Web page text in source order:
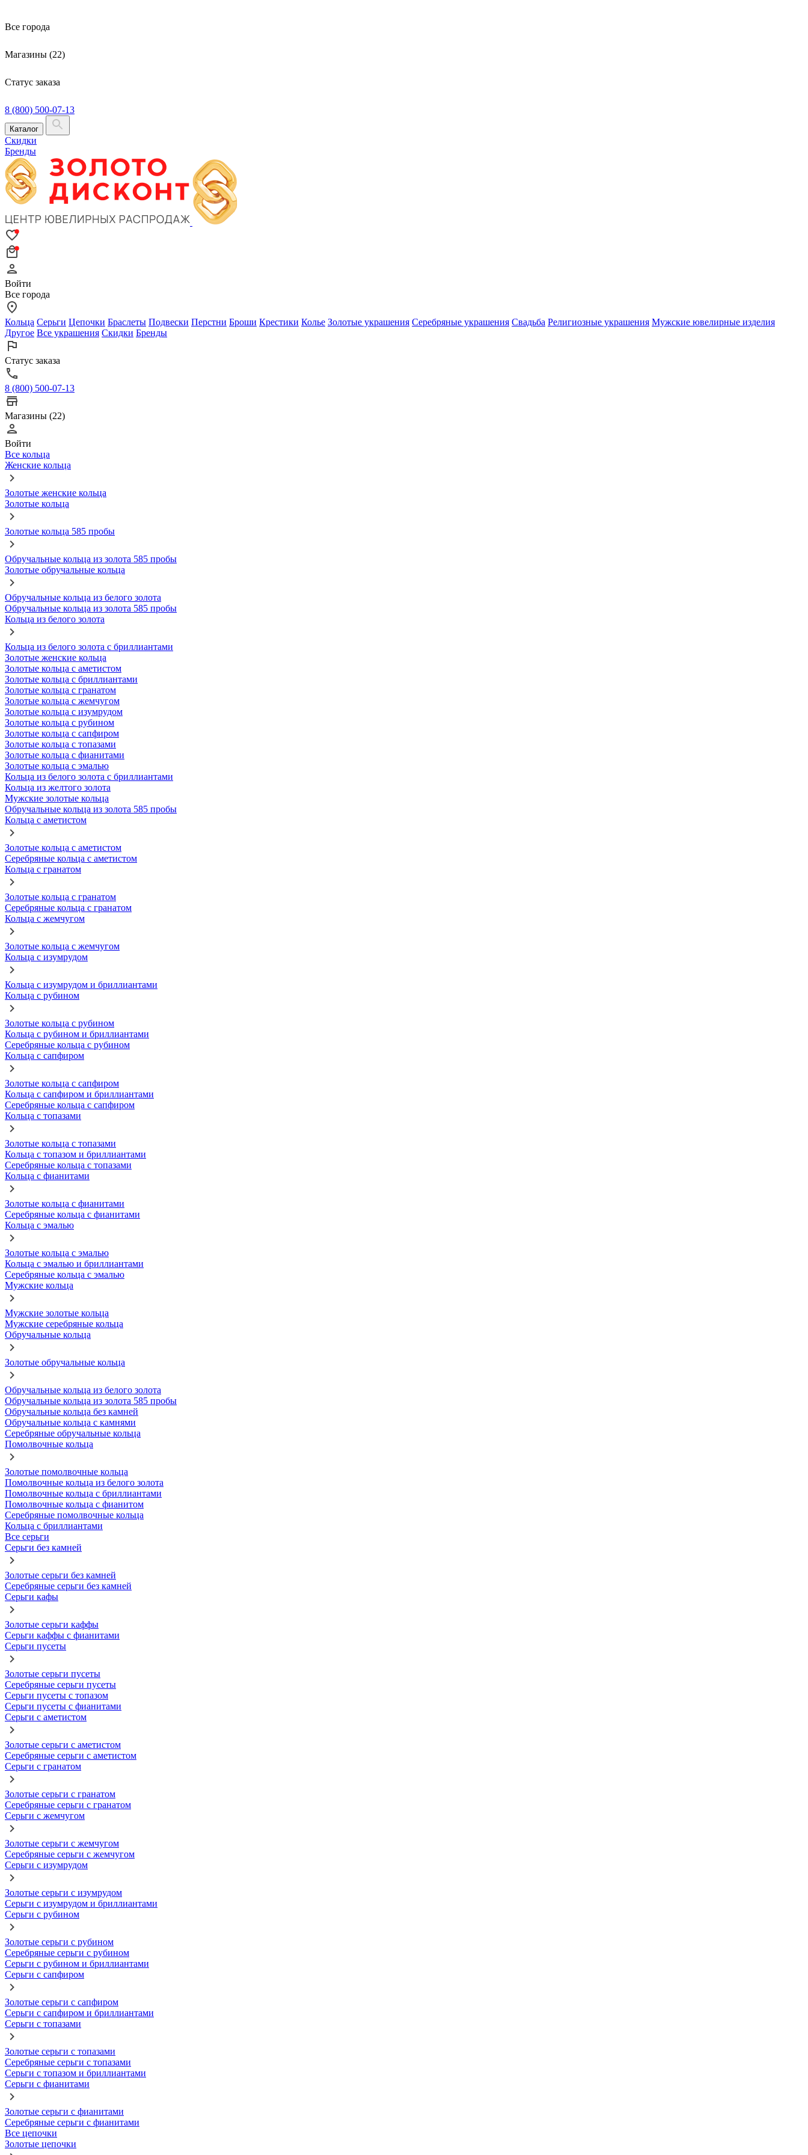
Все города
Магазины (22)
Статус заказа
8 (800) 500-07-13
Каталог
Скидки
Бренды
Войти
Все города
Кольца Серьги Цепочки Браслеты Подвески Перстни Броши Крестики Колье Золотые украшения Серебряные украшения Свадьба Религиозные украшения Мужские ювелирные изделия
Другое Все украшения Скидки Бренды
Статус заказа
8 (800) 500-07-13
Магазины (22)
Войти
Все кольца
Женские кольца
Золотые женские кольца
Золотые кольца
Золотые кольца 585 пробы
Обручальные кольца из золота 585 пробы
Золотые обручальные кольца
Обручальные кольца из белого золота
Обручальные кольца из золота 585 пробы
Кольца из белого золота
Кольца из белого золота с бриллиантами
Золотые женские кольца
Золотые кольца с аметистом
Золотые кольца с бриллиантами
Золотые кольца с гранатом
Золотые кольца с жемчугом
Золотые кольца с изумрудом
Золотые кольца с рубином
Золотые кольца с сапфиром
Золотые кольца с топазами
Золотые кольца с фианитами
Золотые кольца с эмалью
Кольца из белого золота с бриллиантами
Кольца из желтого золота
Мужские золотые кольца
Обручальные кольца из золота 585 пробы
Кольца с аметистом
Золотые кольца с аметистом
Серебряные кольца с аметистом
Кольца с гранатом
Золотые кольца с гранатом
Серебряные кольца с гранатом
Кольца с жемчугом
Золотые кольца с жемчугом
Кольца с изумрудом
Кольца с изумрудом и бриллиантами
Кольца с рубином
Золотые кольца с рубином
Кольца с рубином и бриллиантами
Серебряные кольца с рубином
Кольца с сапфиром
Золотые кольца с сапфиром
Кольца с сапфиром и бриллиантами
Серебряные кольца с сапфиром
Кольца с топазами
Золотые кольца с топазами
Кольца с топазом и бриллиантами
Серебряные кольца с топазами
Кольца с фианитами
Золотые кольца с фианитами
Серебряные кольца с фианитами
Кольца с эмалью
Золотые кольца с эмалью
Кольца с эмалью и бриллиантами
Серебряные кольца с эмалью
Мужские кольца
Мужские золотые кольца
Мужские серебряные кольца
Обручальные кольца
Золотые обручальные кольца
Обручальные кольца из белого золота
Обручальные кольца из золота 585 пробы
Обручальные кольца без камней
Обручальные кольца с камнями
Серебряные обручальные кольца
Помолвочные кольца
Золотые помолвочные кольца
Помолвочные кольца из белого золота
Помолвочные кольца с бриллиантами
Помолвочные кольца с фианитом
Серебряные помолвочные кольца
Кольца с бриллиантами
Все серьги
Серьги без камней
Золотые серьги без камней
Серебряные серьги без камней
Серьги кафы
Золотые серьги каффы
Серьги каффы с фианитами
Серьги пусеты
Золотые серьги пусеты
Серебряные серьги пусеты
Серьги пусеты с топазом
Серьги пусеты с фианитами
Серьги с аметистом
Золотые серьги с аметистом
Серебряные серьги с аметистом
Серьги с гранатом
Золотые серьги с гранатом
Серебряные серьги с гранатом
Серьги с жемчугом
Золотые серьги с жемчугом
Серебряные серьги с жемчугом
Серьги с изумрудом
Золотые серьги с изумрудом
Серьги с изумрудом и бриллиантами
Серьги с рубином
Золотые серьги с рубином
Серебряные серьги с рубином
Серьги с рубином и бриллиантами
Серьги с сапфиром
Золотые серьги с сапфиром
Серьги с сапфиром и бриллиантами
Серьги с топазами
Золотые серьги с топазами
Серебряные серьги с топазами
Серьги с топазом и бриллиантами
Серьги с фианитами
Золотые серьги с фианитами
Серебряные серьги с фианитами
Все цепочки
Золотые цепочки